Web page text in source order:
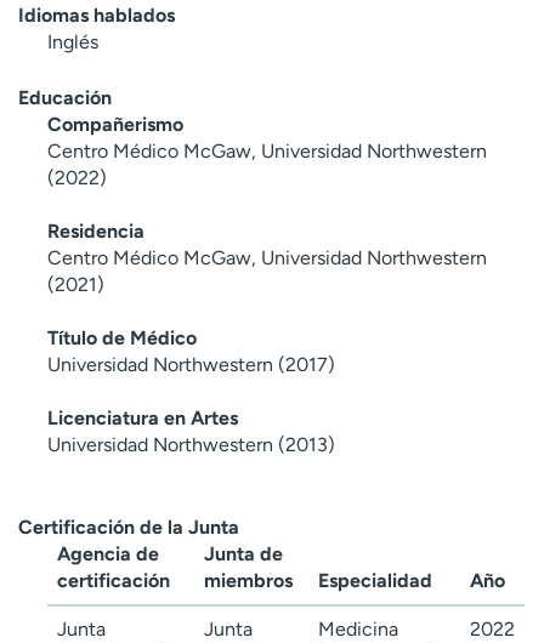
Idiomas hablados
Inglés
Educación
Compañerismo
Centro Médico McGaw, Universidad Northwestern
(2022)
Residencia
Centro Médico McGaw, Universidad Northwestern
(2021)
Título de Médico
Universidad Northwestern (2017)
Licenciatura en Artes
Universidad Northwestern (2013)
Certificación de la Junta
Agencia de
certificación
Junta de
miembros
Especialidad Año
Junta
Junta
Medicina
2022